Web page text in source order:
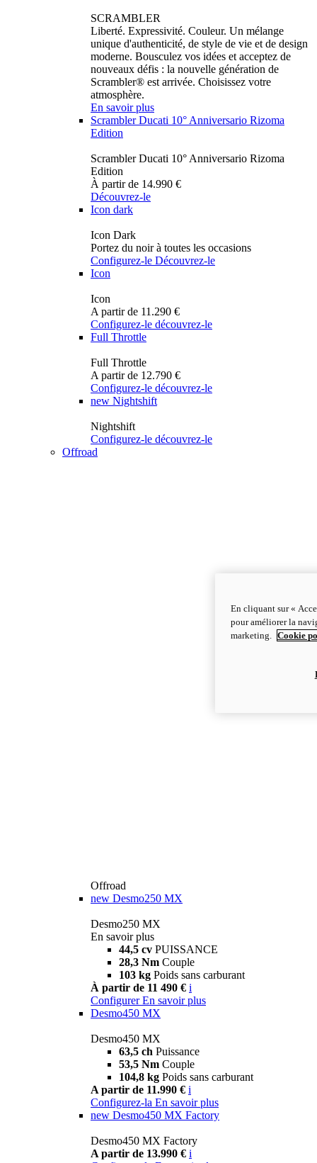
SCRAMBLER
Liberté. Expressivité. Couleur. Un mélange
unique d'authenticité, de style de vie et de design
moderne. Bousculez vos idées et acceptez de
nouveaux défis : la nouvelle génération de
Scrambler® est arrivée. Choisissez votre
atmosphère.
En savoir plus
Scrambler Ducati 10° Anniversario Rizoma
Edition
Scrambler Ducati 10° Anniversario Rizoma
Edition
À partir de 14.990 €
Découvrez-le
Icon dark
Icon Dark
Portez du noir à toutes les occasions
Configurez-le Découvrez-le
Icon
Icon
A partir de 11.290 €
Configurez-le découvrez-le
Full Throttle
Full Throttle
A partir de 12.790 €
Configurez-le découvrez-le
new Nightshift
Nightshift
Configurez-le découvrez-le
Offroad
Offroad
new Desmo250 MX
Desmo250 MX
En savoir plus
44,5 cv PUISSANCE
28,3 Nm Couple
103 kg Poids sans carburant
À partir de 11 490 € i
Configurer En savoir plus
Desmo450 MX
Desmo450 MX
63,5 ch Puissance
53,5 Nm Couple
104,8 kg Poids sans carburant
A partir de 11.990 € i
Configurez-la En savoir plus
new Desmo450 MX Factory
Desmo450 MX Factory
A partir de 13.990 € i
En cliquant sur «
pour améliorer la
marketing.
Cookie